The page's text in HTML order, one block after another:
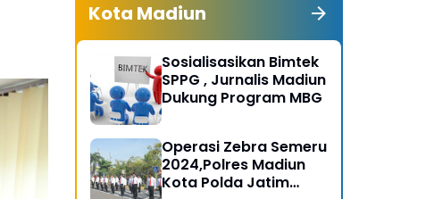
Kota Madiun
Sosialisasikan Bimtek
SPPG , Jurnalis Madiun
Dukung Program MBG
Operasi Zebra Semeru
2024,Polres Madiun
Kota Polda Jatim